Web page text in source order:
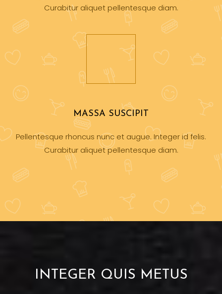
Curabitur aliquet pellentesque diam.
MASSA SUSCIPIT
Pellentesque rhoncus nunc et augue. Integer id felis.
Curabitur aliquet pellentesque diam.
INTEGER QUIS METUS